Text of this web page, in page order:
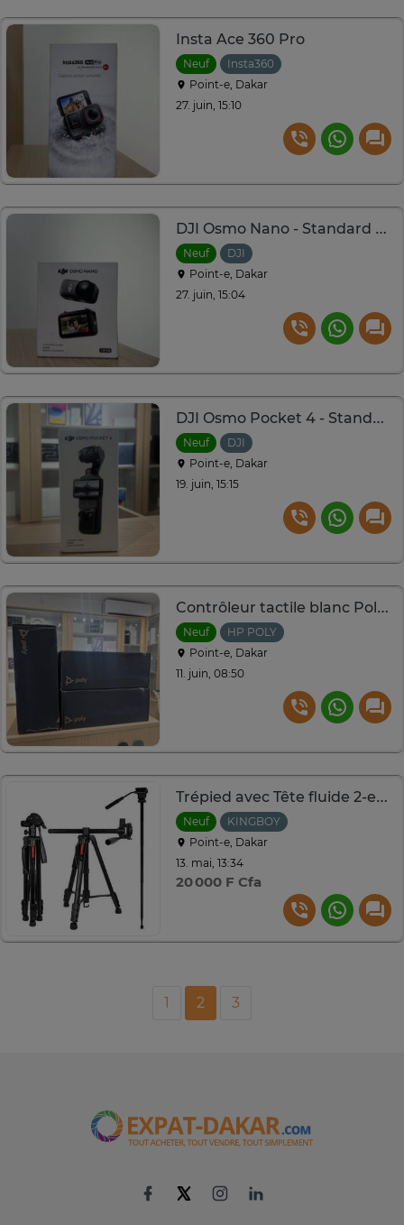
Insta Ace 360 Pro
Neuf
Insta360
Point-e, Dakar
27. juin, 15:10
DJI Osmo Nano - Standard Combo
Neuf
DJI
Point-e, Dakar
27. juin, 15:04
DJI Osmo Pocket 4 - Standard Combo
Neuf
DJI
Point-e, Dakar
19. juin, 15:15
Contrôleur tactile blanc Poly TC10 - Ecran 10 pouces
Neuf
HP POLY
Point-e, Dakar
11. juin, 08:50
Trépied avec Tête fluide 2-en-1 KINGJOY VT-890H
Neuf
KINGBOY
Point-e, Dakar
13. mai, 13:34
20 000 F Cfa
1 2 3